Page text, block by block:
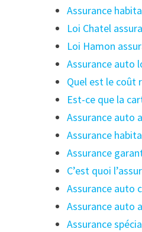
Assurance
Loi Chatel
Loi Hamon
Assurance auto
Quel est le coût
Est-ce que la
Assurance auto
Assurance
Assurance
C’est quoi
Assurance auto
Assurance auto
Assurance